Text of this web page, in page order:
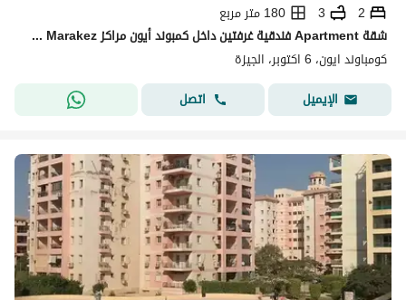
2
3
180 متر مربع
شقة Apartment فندقية غرفتين داخل كمبوند أيون مراكز AEON Marakez - الشيخ زايد | تشطيبات فندقية وخدمات متكاملة
كومباوند ايون، 6 اكتوبر، الجيزة
الإيميل
اتصل